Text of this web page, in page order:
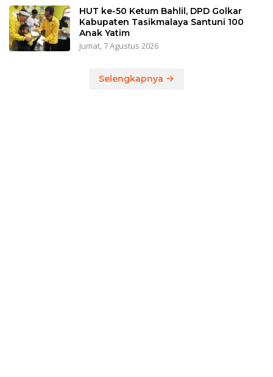
HUT ke-50 Ketum Bahlil, DPD Golkar
Kabupaten Tasikmalaya Santuni 100
Anak Yatim
Jumat, 7 Agustus 2026
Selengkapnya